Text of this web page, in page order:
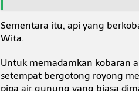
e
h
Sementara itu, api yang
Wita.
Untuk memadamkan kobaran
setempat bergotong royong
pipa air gunung yang biasa